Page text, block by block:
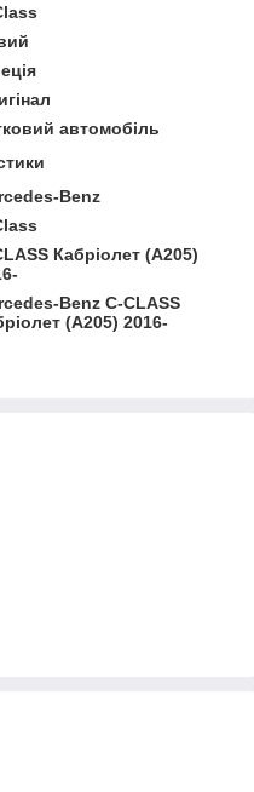
автомобіль
Benz
Кабріолет (A205)
Benz C-CLASS
(A205) 2016-